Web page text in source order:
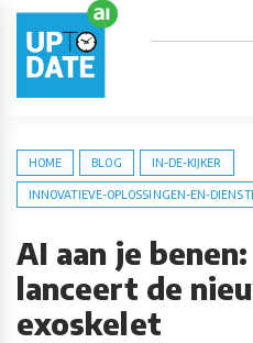
HOME BLOG IN-DE-KIJKER
INNOVATIEVE-OPLOSSINGEN-EN-
AI aan je
lanceert de
exoskelet